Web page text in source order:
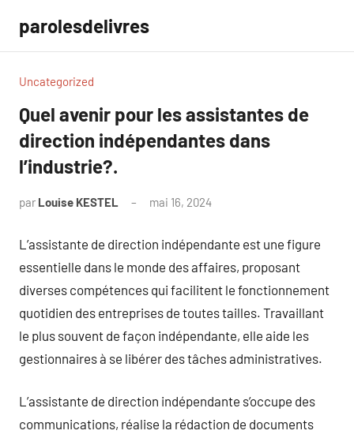
contenu
parolesdelivres
Uncategorized
Quel avenir pour les assistantes de
direction indépendantes dans
l’industrie?.
par Louise KESTEL mai 16, 2024
L’assistante de direction indépendante est une figure
essentielle dans le monde des affaires, proposant
diverses compétences qui facilitent le fonctionnement
quotidien des entreprises de toutes tailles. Travaillant
le plus souvent de façon indépendante, elle aide les
gestionnaires à se libérer des tâches administratives.
L’assistante de direction indépendante s’occupe des
communications, réalise la rédaction de documents